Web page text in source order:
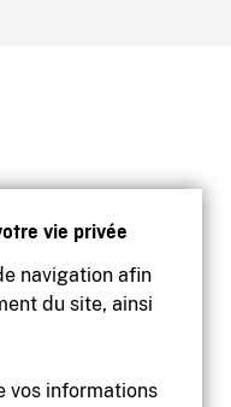
vie privée
navigation afin
du site, ainsi
vos informations